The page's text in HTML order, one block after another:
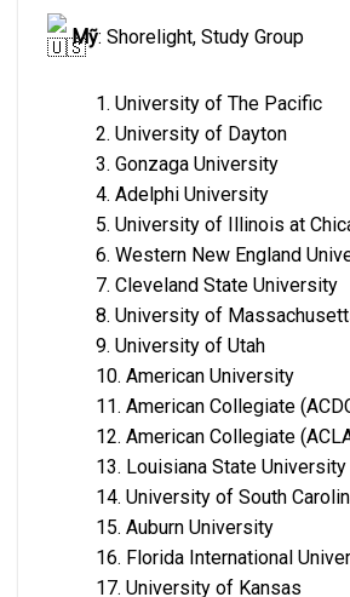
Mỹ: Shorelight, Study Group
1. University of The Pacific
2. University of Dayton
3. Gonzaga University
4. Adelphi University
5. University of Illinois at
6. Western New England
7. Cleveland State University
8. University of
9. University of Utah
10. American University
11. American Collegiate
12. American Collegiate
13. Louisiana State University
14. University of South
15. Auburn University
16. Florida International
17. University of Kansas